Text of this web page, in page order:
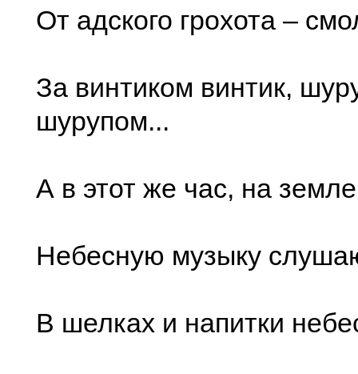
От адского грохота –
За винтиком винтик,
шурупом...
А в этот же час, на
Небесную музыку
В шелках и напитки